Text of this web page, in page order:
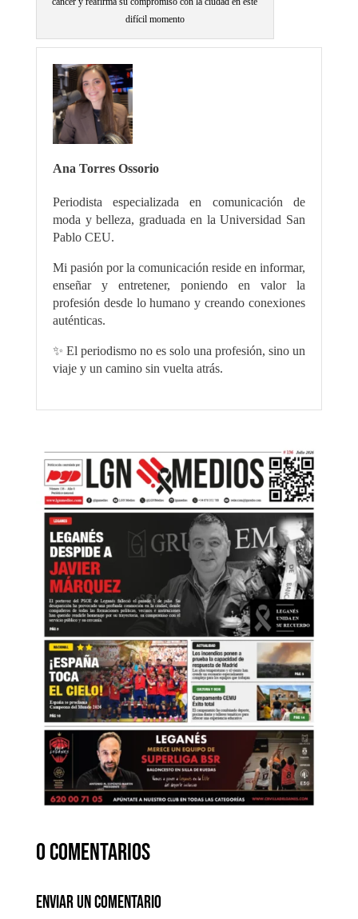
difícil momento
Ana Torres Ossorio
Periodista especializada en comunicación de
moda y belleza, graduada en la Universidad San
Pablo CEU.
Mi pasión por la comunicación reside en informar,
enseñar y entretener, poniendo en valor la
profesión desde lo humano y creando conexiones
auténticas.
✨ El periodismo no es solo una profesión, sino un
viaje y un camino sin vuelta atrás.
0 comentarios
Enviar un comentario